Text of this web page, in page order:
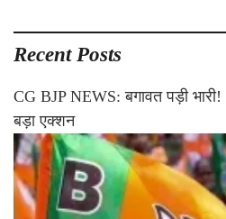
Recent Posts
CG BJP NEWS: बगावत पड़ी
बड़ा एक्शन